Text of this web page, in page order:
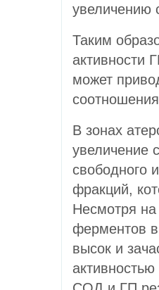
увеличению
Таким
активности
может
В зонах
увеличение
свободного
фракций,
Несмотря на
ферментов в
высок и